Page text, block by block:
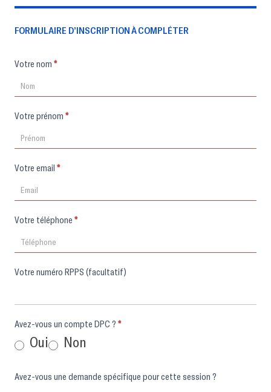
FORMULAIRE D’INSCRIPTION À COMPLÉTER
Formulaire
Votre nom *
Votre prénom *
Votre email *
Votre téléphone *
Votre numéro RPPS (facultatif)
Avez-vous un compte DPC ? *
Oui Non
Avez-vous une demande spécifique pour cette session ?